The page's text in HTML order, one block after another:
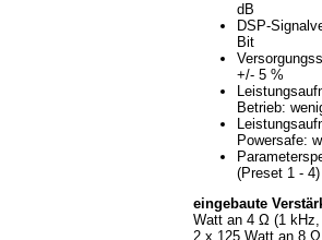
dB
DSP-
Bit
+/- 5 %
Betrieb:
Powersafe:
(Preset 1 - 4)
eingebaute
Watt an 4 Ω (1
2 x 125 Watt an 8